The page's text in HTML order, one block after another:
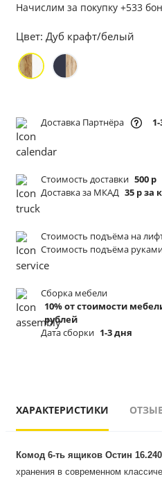
Начислим за покупку +533
Цвет: Дуб крафт/белый
Доставка Партнёра
Стоимость доставки 500 р
Доставка за МКАД 35 р за
Стоимость подъёма на
Стоимость подъёма
Сборка мебели
10% от стоимости
рублей
Дата сборки 1-3 дня
ХАРАКТЕРИСТИКИ
Комод 6-ть ящиков Остин 16.240
хранения в современном